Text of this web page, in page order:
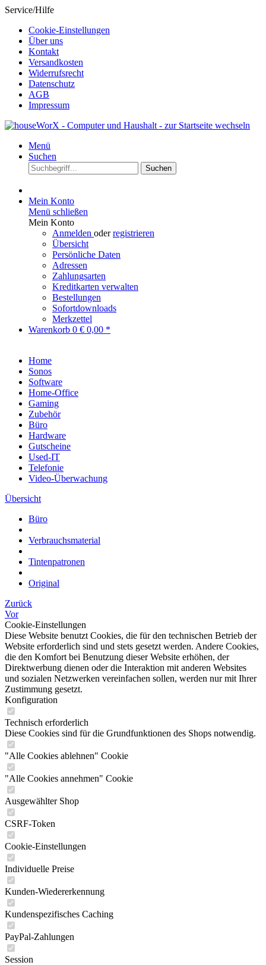
Service/Hilfe
Cookie-Einstellungen
Über uns
Kontakt
Versandkosten
Widerrufsrecht
Datenschutz
AGB
Impressum
Menü
Suchen
Suchen
Mein Konto
Menü schließen
Mein Konto
Anmelden oderregistrieren
Übersicht
Persönliche Daten
Adressen
Zahlungsarten
Kreditkarten verwalten
Bestellungen
Sofortdownloads
Merkzettel
Warenkorb 0 € 0,00 *
Home
Sonos
Software
Home-Office
Gaming
Zubehör
Büro
Hardware
Gutscheine
Used-IT
Telefonie
Video-Überwachung
Übersicht
Büro
Verbrauchsmaterial
Tintenpatronen
Original
Zurück
Vor
Cookie-Einstellungen
Diese Website benutzt Cookies, die für den technischen Betrieb der
Website erforderlich sind und stets gesetzt werden. Andere Cookies,
die den Komfort bei Benutzung dieser Website erhöhen, der
Direktwerbung dienen oder die Interaktion mit anderen Websites
und sozialen Netzwerken vereinfachen sollen, werden nur mit Ihrer
Zustimmung gesetzt.
Konfiguration
Technisch erforderlich
Diese Cookies sind für die Grundfunktionen des Shops notwendig.
"Alle Cookies ablehnen" Cookie
"Alle Cookies annehmen" Cookie
Ausgewählter Shop
CSRF-Token
Cookie-Einstellungen
Individuelle Preise
Kunden-Wiedererkennung
Kundenspezifisches Caching
PayPal-Zahlungen
Session